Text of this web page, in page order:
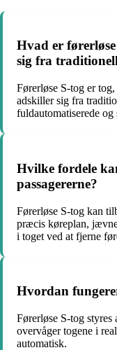
Hvad er
sig fra
Førerløse S-tog er
adskiller sig fra
fuldautomatiserede og
Hvilke fordele
passagererne?
Førerløse S-tog kan
præcis køreplan,
i toget ved at fjerne
Hvordan
Førerløse S-tog styres
overvåger togene i
automatisk.